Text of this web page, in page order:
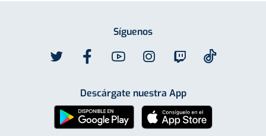
Síguenos
Descárgate nuestra App